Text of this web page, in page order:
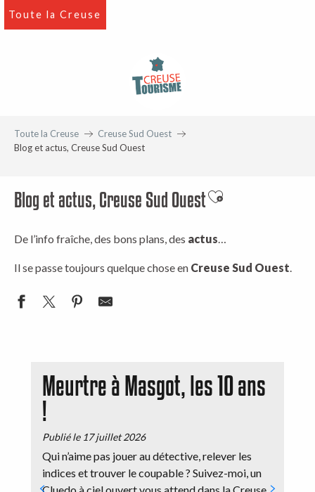
Aller
Toute la Creuse
Toute la Creuse
Creuse Sud Ouest
Blog et actus, Creuse Sud Ouest
Blog et actus, Creuse Sud OuestAjouter aux
De l’info fraîche, des bons plans, des actus…
Il se passe toujours quelque chose en Creuse Sud Ouest.
Meurtre à Masgot, les 10 ans
!
Publié le 17 juillet 2026
Qui n’aime pas jouer au détective, relever les
indices et trouver le coupable ? Suivez-moi, un